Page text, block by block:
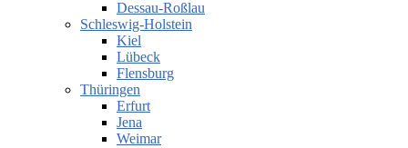
Dessau-Roßlau
Schleswig-Holstein
Kiel
Lübeck
Flensburg
Thüringen
Erfurt
Jena
Weimar